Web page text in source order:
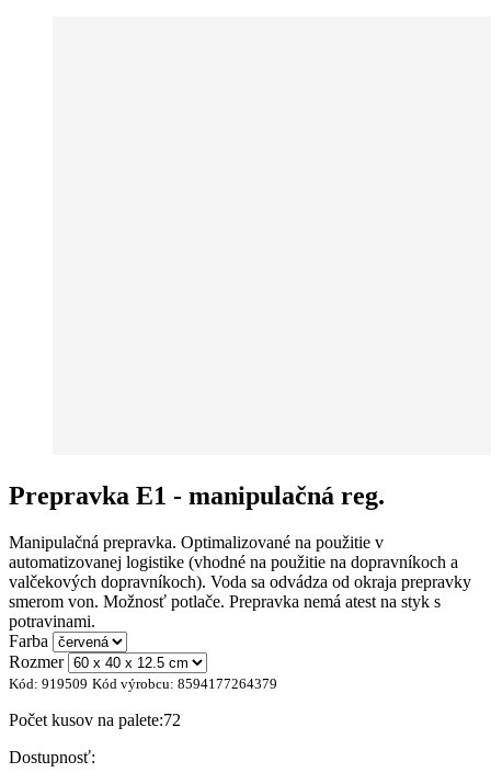
Prepravka E1 - manipulačná reg.
Manipulačná prepravka. Optimalizované na použitie v
automatizovanej logistike (vhodné na použitie na dopravníkoch a
valčekových dopravníkoch). Voda sa odvádza od okraja prepravky
smerom von. Možnosť potlače. Prepravka nemá atest na styk s
potravinami.
Farba
Rozmer
Kód: 919509 Kód výrobcu: 8594177264379
Počet kusov na palete:72
Dostupnosť: